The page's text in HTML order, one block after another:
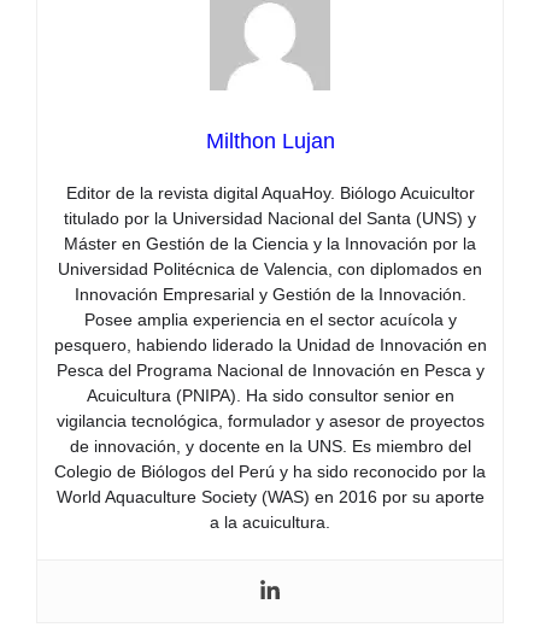
Milthon Lujan
Editor de la revista digital AquaHoy. Biólogo Acuicultor
titulado por la Universidad Nacional del Santa (UNS) y
Máster en Gestión de la Ciencia y la Innovación por la
Universidad Politécnica de Valencia, con diplomados en
Innovación Empresarial y Gestión de la Innovación.
Posee amplia experiencia en el sector acuícola y
pesquero, habiendo liderado la Unidad de Innovación en
Pesca del Programa Nacional de Innovación en Pesca y
Acuicultura (PNIPA). Ha sido consultor senior en
vigilancia tecnológica, formulador y asesor de proyectos
de innovación, y docente en la UNS. Es miembro del
Colegio de Biólogos del Perú y ha sido reconocido por la
World Aquaculture Society (WAS) en 2016 por su aporte
a la acuicultura.